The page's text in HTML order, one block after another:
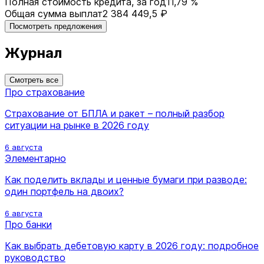
Общая сумма выплат2 384 449,5 ₽
Посмотреть предложения
Журнал
Смотреть все
Про страхование
Страхование от БПЛА и ракет – полный разбор
ситуации на рынке в 2026 году
6 августа
Элементарно
Как поделить вклады и ценные бумаги при разводе:
один портфель на двоих?
6 августа
Про банки
Как выбрать дебетовую карту в 2026 году: подробное
руководство